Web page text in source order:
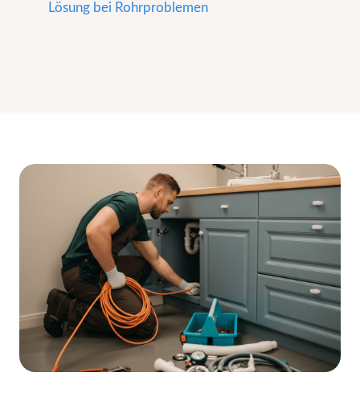
Lösung bei Rohrproblemen